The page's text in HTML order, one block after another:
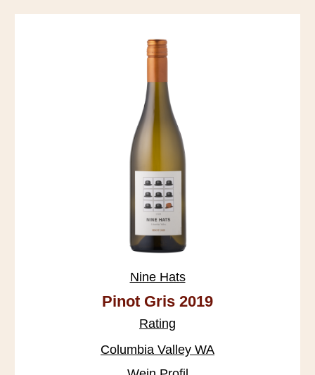
Nine Hats
Pinot Gris 2019
Rating
Columbia Valley WA